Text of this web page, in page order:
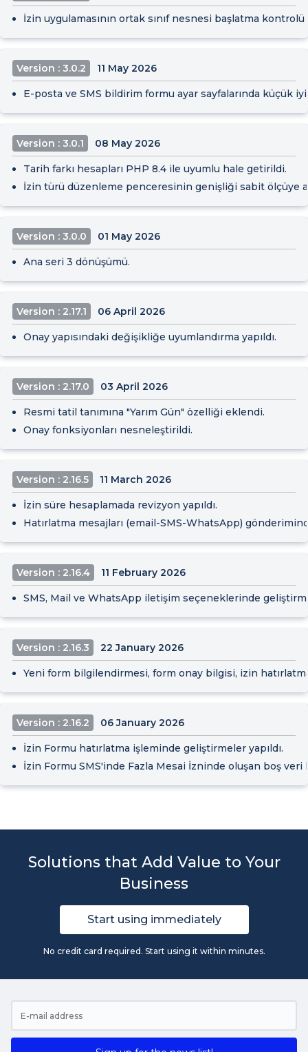
İzin uygulamasının ortak sınıf nesnesi başlatma
Version : 3.0.2 11 May 2026
E-posta ve SMS bildirim formu ayar sayfalarında küçük
Version : 3.0.1 08 May 2026
Tarih farkı hesapları PHP 8.4 ile uyumlu hale getirildi.
İzin türü düzenleme penceresinin genişliği sabit ölçüye
Version : 3.0.0 01 May 2026
Ana seri 3 dönüşümü.
Version : 2.17.1 06 April 2026
Onay yapısındaki değişikliğe uyumlandırma yapıldı.
Version : 2.17.0 03 April 2026
Resmi tatil tanımına "Yarım Gün" özelliği eklendi.
Onay fonksiyonları nesneleştirildi.
Version : 2.16.5 11 March 2026
İzin süre hesaplamada revizyon yapıldı.
Hatırlatma mesajları (email-SMS-WhatsApp)
Version : 2.16.4 11 February 2026
SMS, Mail ve WhatsApp iletişim seçeneklerinde
Version : 2.16.3 22 January 2026
Yeni form bilgilendirmesi, form onay bilgisi, izin
Version : 2.16.2 06 January 2026
İzin Formu hatırlatma işleminde geliştirmeler yapıldı.
İzin Formu SMS'inde Fazla Mesai İzninde oluşan boş veri
Solutions that Add Value to Your
Business
Start using immediately
No credit card required. Start using it within minutes.